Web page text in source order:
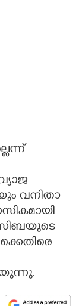
വനിതാ